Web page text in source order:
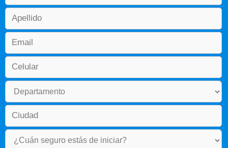
Física de Materiales
Dibujo de Máquinas
Materiales Industriales I
Inglés III
Antropología